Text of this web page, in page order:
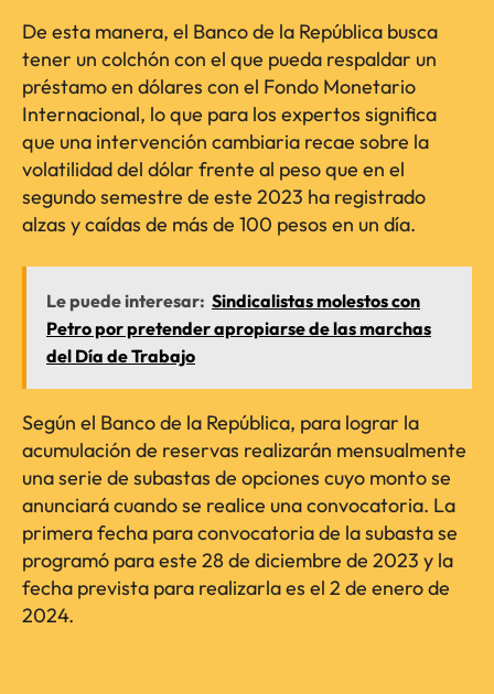
De esta manera, el Banco de la República busca
tener un colchón con el que pueda respaldar un
préstamo en dólares con el Fondo Monetario
Internacional, lo que para los expertos significa
que una intervención cambiaria recae sobre la
volatilidad del dólar frente al peso que en el
segundo semestre de este 2023 ha registrado
alzas y caídas de más de 100 pesos en un día.
Le puede interesar: Sindicalistas molestos con
Petro por pretender apropiarse de las marchas
del Día de Trabajo
Según el Banco de la República, para lograr la
acumulación de reservas realizarán mensualmente
una serie de subastas de opciones cuyo monto se
anunciará cuando se realice una convocatoria. La
primera fecha para convocatoria de la subasta se
programó para este 28 de diciembre de 2023 y la
fecha prevista para realizarla es el 2 de enero de
2024.